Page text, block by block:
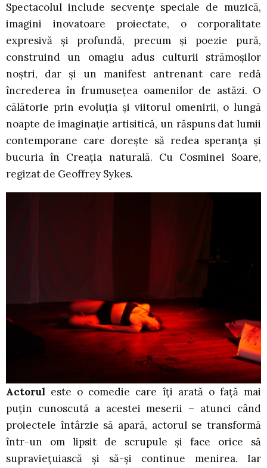
Spectacolul include secvențe speciale de muzică,
imagini inovatoare proiectate, o corporalitate
expresivă și profundă, precum și poezie pură,
construind un omagiu adus culturii strămoșilor
noștri, dar și un manifest antrenant care redă
încrederea în frumusețea oamenilor de astăzi. O
călătorie prin evoluția și viitorul omenirii, o lungă
noapte de imaginație artisitică, un răspuns dat lumii
contemporane care dorește să redea speranța și
bucuria în Creația naturală. Cu Cosminei Soare,
regizat de Geoffrey Sykes.
Actorul este o comedie care îți arată o față mai
puțin cunoscută a acestei meserii – atunci când
proiectele întârzie să apară, actorul se transformă
într-un om lipsit de scrupule și face orice să
supraviețuiască și să-și continue menirea. Iar